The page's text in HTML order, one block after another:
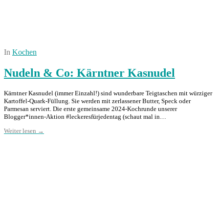
In Kochen
Nudeln & Co: Kärntner Kasnudel
Kärntner Kasnudel (immer Einzahl!) sind wunderbare Teigtaschen mit würziger
Kartoffel-Quark-Füllung. Sie werden mit zerlassener Butter, Speck oder
Parmesan serviert. Die erste gemeinsame 2024-Kochrunde unserer
Blogger*innen-Aktion #leckeresfürjedentag (schaut mal in…
Weiter lesen →